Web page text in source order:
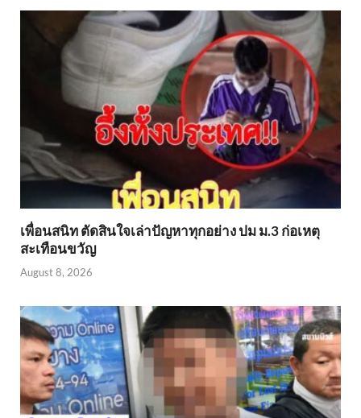
เพื่อนสนิท ตัดสินใจเล่าปัญหาทุกอย่าง ปม ม.3 ก่อเหตุ
สะเทือนขวัญ
August 8, 2026